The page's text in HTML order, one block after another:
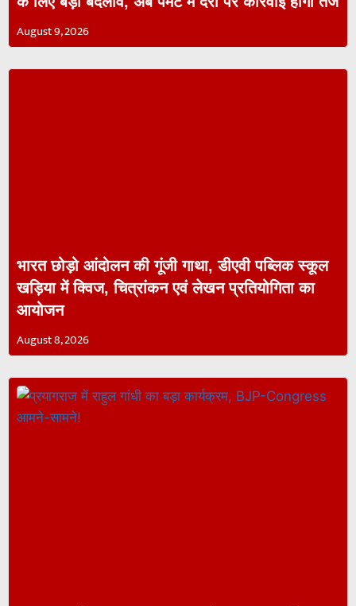
August 9, 2026
भारत छोड़ो आंदोलन की गूंजी गाथा, डीएवी पब्लिक स्कूल
खड़िया में क्विज, चित्रांकन एवं लेखन प्रतियोगिता का
आयोजन
August 8, 2026